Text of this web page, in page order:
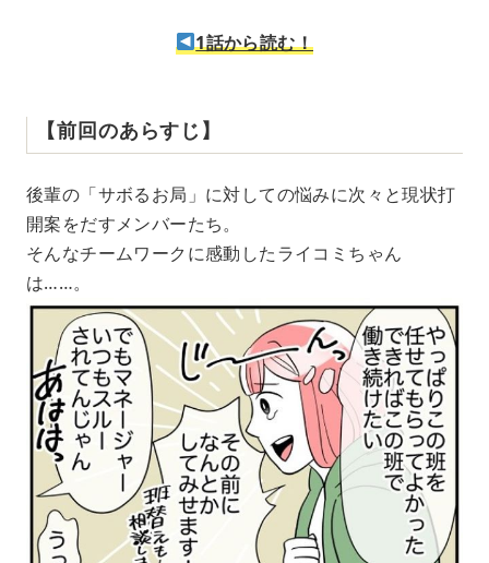
1話から読む！
【前回のあらすじ】
後輩の「サボるお局」に対しての悩みに次々と現状打
開案をだすメンバーたち。
そんなチームワークに感動したライコミちゃん
は……。